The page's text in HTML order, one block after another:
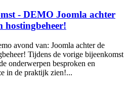
- DEMO Joomla achter
hostingbeheer!
avond van: Joomla achter de
Tijdens de vorige bijeenkomst
onderwerpen besproken en
in de praktijk zien!...